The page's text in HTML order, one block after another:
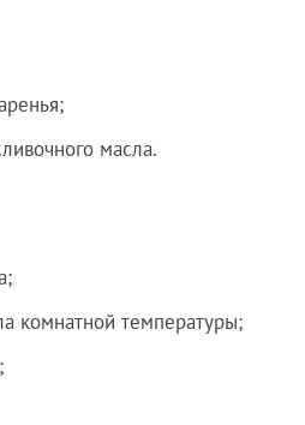
масла.
комнатной температур­ы;